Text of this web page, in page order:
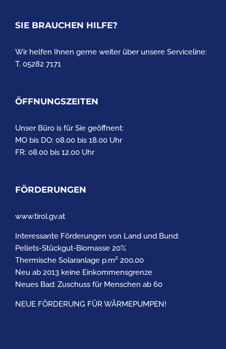
SIE BRAUCHEN HILFE?
Wir helfen Ihnen gerne weiter über unsere Serviceline:
T. 05282 7171
ÖFFNUNGSZEITEN
Unser Büro is für Sie geöffnent:
MO bis DO: 08.00 bis 18.00 Uhr
FR: 08.00 bis 12.00 Uhr
FÖRDERUNGEN
www.tirol.gv.at
Interessante Förderungen von Land und Bund:
Pellets-Stückgut-Biomasse 20%
Thermische Solaranlage p.m² 200,00
Neu ab 2013 keine Einkommensgrenze
Neues Bad: Zuschuss für Menschen ab 60
NEUE FÖRDERUNG FÜR WÄRMEPUMPEN!